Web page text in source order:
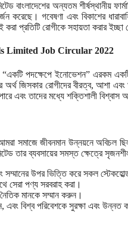
বাংলাদেশের অন্যতম
করেছে। গবেষণা এবং বিকাশের
করা প্রতিটি রোগীকে সহায়তা করার
Limited Job Circular 2022
পদক্ষেপে ইনোভেশন” এরকম
জিসকার রোগীদের বীরত্ব, আশা এবং
এবং তাদের মধ্যে শক্তিশালী
সমাজে জীবনমান উন্নয়নে অবিচল
তার ব্যবসায়ের সমস্ত ক্ষেত্রে
সম্মানের উপর ভিত্তি করে সকল
সেরা পণ্য সরবরাহ করা।
মানকে সম্মান করুন।
এবং বিশ্ব পরিবেশকে সুরক্ষা এবং উন্নত